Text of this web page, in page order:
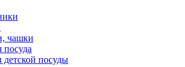
чашки
посуда
посуды